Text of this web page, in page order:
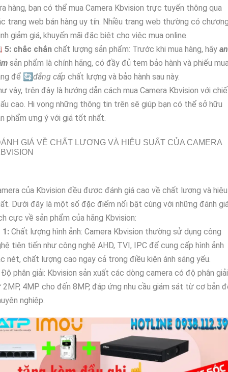
hàng, bạn có thể mua Camera Kbvision trực tuyến thông qua
trang web bán hàng uy tín. Nhiều trang web thường có
giảm giá, khuyến mãi đặc biệt cho việc mua online.
5: chắc chắn chất lượng sản phẩm: Trước khi mua hàng, hãy an
sản phẩm là chính hãng, có đầy đủ tem bảo hành và phiếu
để 🔄đẳng cấp chất lượng và bảo hành sau này.
vậy, trên đây là hướng dẫn cách mua Camera Kbvision với
cao. Hi vọng những thông tin trên sẽ giúp bạn có thể sở hữu
phẩm ưng ý với giá tốt nhất.
GIÁ VỀ CHẤT LƯỢNG VÀ HIỆU SUẤT CỦA CAMERA
của Kbvision đều được đánh giá cao về chất lượng và hiệu
Dưới đây là một số đặc điểm nổi bật cùng với những đánh
cực về sản phẩm của hãng Kbvision:
1: Chất lượng hình ảnh: Camera Kbvision thường sử dụng công
tiên tiến như công nghệ AHD, TVI, IPC để cung cấp hình ảnh
nét, chất lượng cao ngay cả trong điều kiện ánh sáng yếu.
phân giải: Kbvision sản xuất các dòng camera có độ phân giải
4MP cho đến 8MP, đáp ứng nhu cầu giám sát từ cơ bản
nghiệp.